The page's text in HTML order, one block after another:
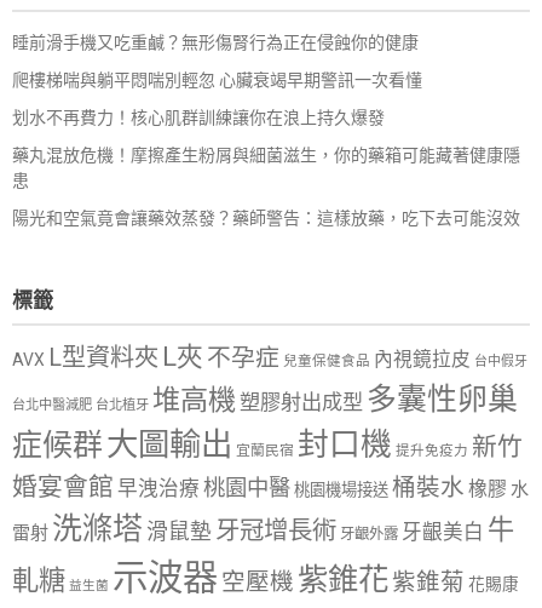
睡前滑手機又吃重鹹？無形傷腎行為正在侵蝕你的健康
爬樓梯喘與躺平悶喘別輕忽 心臟衰竭早期警訊一次看懂
划水不再費力！核心肌群訓練讓你在浪上持久爆發
藥丸混放危機！摩擦產生粉屑與細菌滋生，你的藥箱可能藏著健康隱
患
陽光和空氣竟會讓藥效蒸發？藥師警告：這樣放藥，吃下去可能沒效
標籤
AVX L型資料夾 L夾 不孕症 兒童保健食品 內視鏡拉皮 台中假牙
台北中醫減肥 台北植牙 堆高機塑膠射出成型 多囊性卵巢
症候群大圖輸出 宜蘭民宿 封口機 提升免疫力 新竹
婚宴會館 早洩治療 桃園中醫 桃園機場接送 桶裝水 橡膠 水
雷射 洗滌塔 滑鼠墊 牙冠增長術 牙齦外露 牙齦美白 牛
軋糖 益生菌 示波器 空壓機 紫錐花紫錐菊 花賜康